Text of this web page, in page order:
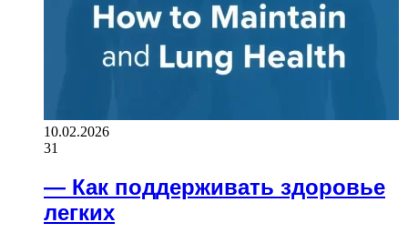
10.02.2026
31
— Как поддерживать здоровье
легких